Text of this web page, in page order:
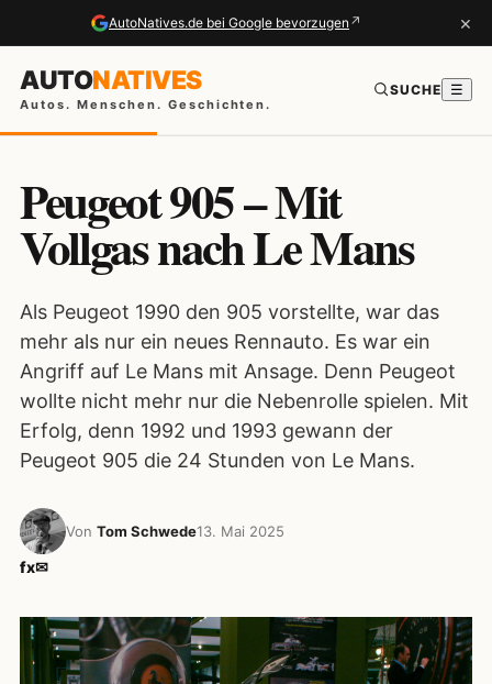
AutoNatives.de bei Google bevorzugen ↗ ×
AUTONATIVES
Autos. Menschen. Geschichten.
SUCHE ☰
Peugeot 905 – Mit
Vollgas nach Le Mans
Als Peugeot 1990 den 905 vorstellte, war das
mehr als nur ein neues Rennauto. Es war ein
Angriff auf Le Mans mit Ansage. Denn Peugeot
wollte nicht mehr nur die Nebenrolle spielen. Mit
Erfolg, denn 1992 und 1993 gewann der
Peugeot 905 die 24 Stunden von Le Mans.
Von Tom Schwede13. Mai 2025
fx✉